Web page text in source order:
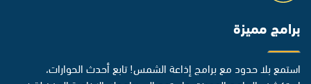
برامج مميزة
استمع بلا حدود مع برامج إذاعة الشمس! تابع أحدث الحوارات،